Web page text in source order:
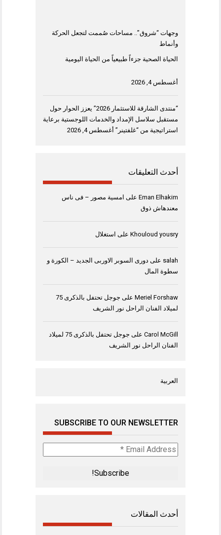
وجهات “شروق”.. مساحات صُممت لتجعل الحركة
وأنماط
الحياة الصحية جزءاً طبيعياً من الحياة اليومية
أغسطس 4, 2026
“منتدى الشارقة للاستثمار 2026” يعزز الحوار حول
مستقبل سلاسل الإمداد والخدمات اللوجستية برعاية
استراتيجية من “غلفتينر” أغسطس 4, 2026
أحدث التعليقات
Eman Elhakim على امسية مصور – فى ناس
معندهاش ذوق
Khouloud yousry على استغلال
salah على دورى السوبر الاوربى الجديد – الكورة و
سطوة المال
Meriel Forshaw على
جوجل تحتفل بالذكرى 75
لميلاد الفنان الراحل نور الشريف
Carol McGill على
جوجل تحتفل بالذكرى 75 لميلاد
الفنان الراحل نور الشريف
العربية
SUBSCRIBE TO OUR NEWSLETTER
Email
Address
أحدث المقالات